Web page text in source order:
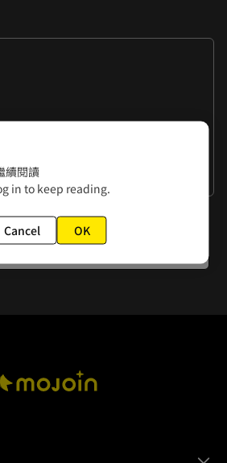
<　好喜歡喝檸檬汁……
來為努力奮鬥的孩子們加油吧（苦笑
續閱讀
in to keep reading.
Cancel OK